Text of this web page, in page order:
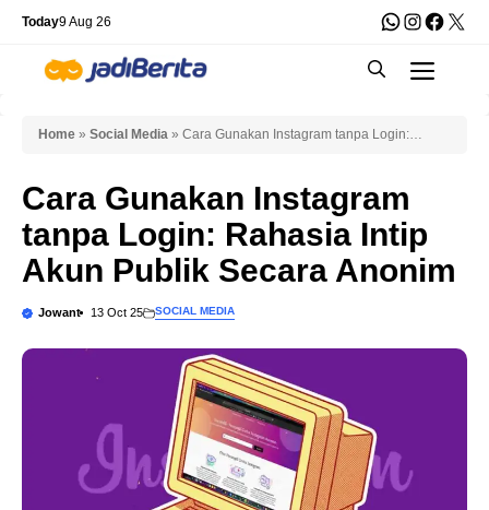
Skip
content
Today9 Aug 26 WhatsApp
X
Home » Social Media » Cara Gunakan Instagram tanpa Login:
Cara Gunakan Instagram
tanpa Login: Rahasia Intip
Akun Publik Secara Anonim
Jowant 13 Oct 25 SOCIAL MEDIA